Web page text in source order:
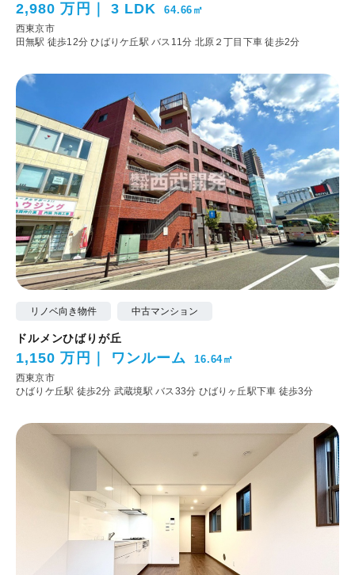
2,980 万円 3 LDK 64.66㎡
西東京市
田無駅 徒歩12分ひばりケ丘駅 バス11分 北原２丁目下車 徒歩2分
リノベ向き物件 中古マンション
ドルメンひばりが丘
1,150 万円 ワンルーム 16.64㎡
西東京市
ひばりケ丘駅 徒歩2分 武蔵境駅 バス33分 ひばりヶ丘駅下車 徒歩3分